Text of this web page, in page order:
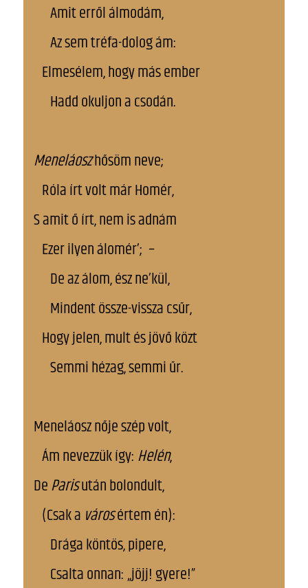
Amit erről álmodám,
Az sem tréfa-dolog ám:
Elmesélem, hogy más ember
Hadd okuljon a csodán.
Meneláoszhősöm neve;
Róla írt volt már Homér,
S amit ő írt, nem is adnám
Ezer ilyen álomér’; –
De az álom, ész ne’kül,
Mindent össze-vissza csűr,
Hogy jelen, mult és jövő közt
Semmi hézag, semmi űr.
Meneláosz nője szép volt,
Ám nevezzük így: Helén,
DeParisután bolondult,
(Csak a városértem én):
Drága köntös, pipere,
Csalta onnan: „jöjj! gyere!”